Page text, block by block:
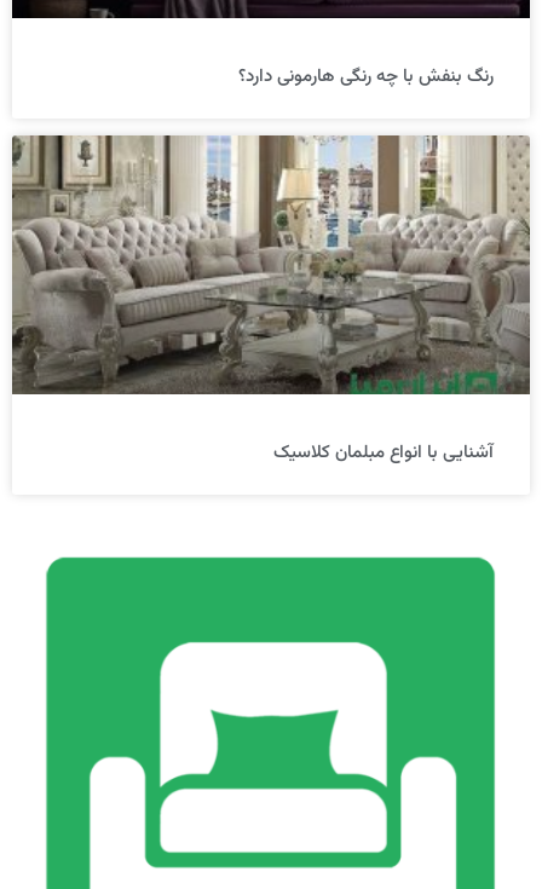
رنگ بنفش با چه رنگی هارمونی دارد؟
آشنایی با انواع مبلمان کلاسیک